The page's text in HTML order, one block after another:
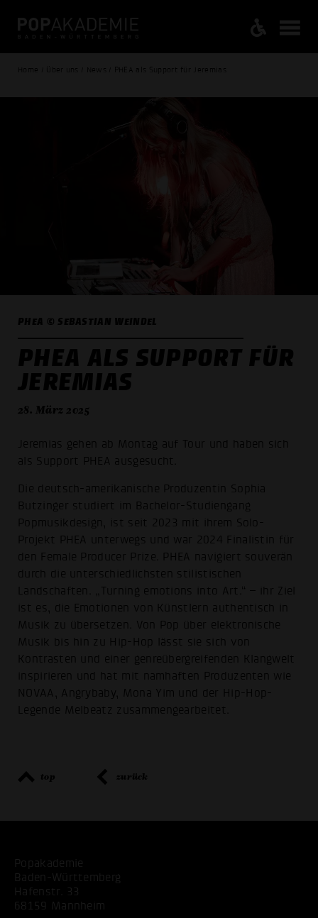
Home / Über uns / News / PHEA als Support für Jeremias
PHEA © SEBASTIAN WEINDEL
PHEA ALS SUPPORT FÜR
JEREMIAS
28. März 2025
Jeremias gehen ab Montag auf Tour und haben sich
als Support PHEA ausgesucht.
Die deutsch-amerikanische Produzentin Sophia
Butzinger studiert im Bachelor-Studiengang
Popmusikdesign, ist seit 2023 mit ihrem Solo-
Projekt PHEA unterwegs und war 2024 Finalistin für
den Female Producer Prize. PHEA navigiert souverän
durch die unterschiedlichsten stilistischen
Landschaften. „Turning emotions into Art.“ – ihr Ziel
ist es, die Emotionen von Künstlern authentisch in
Musik zu übersetzen. Von Pop über elektronische
Musik bis hin zu Hip-Hop lässt sie sich von
Kontrasten und einer genreübergreifenden Klangwelt
inspirieren und hat mit namhaften Produzenten wie
NOVAA, Angrybaby, Mona Yim und der Hip-Hop-
Legende Melbeatz zusammengearbeitet.
top zurück
Popakademie
Baden-Württemberg
Hafenstr. 33
68159 Mannheim